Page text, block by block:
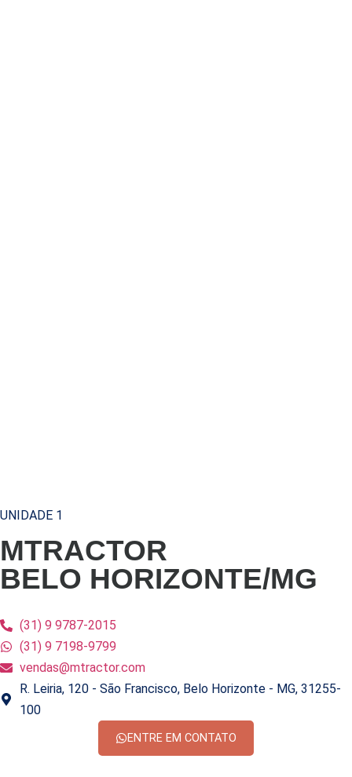
UNIDADE 1
MTRACTOR
BELO HORIZONTE/MG
(31) 9 9787-2015
(31) 9 7198-9799
vendas@mtractor.com
R. Leiria, 120 - São Francisco, Belo Horizonte - MG, 31255-
100
ENTRE EM CONTATO